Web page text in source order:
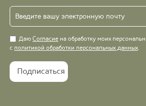
Даю Согласие на обработку моих
с политикой обработки персональных данных.